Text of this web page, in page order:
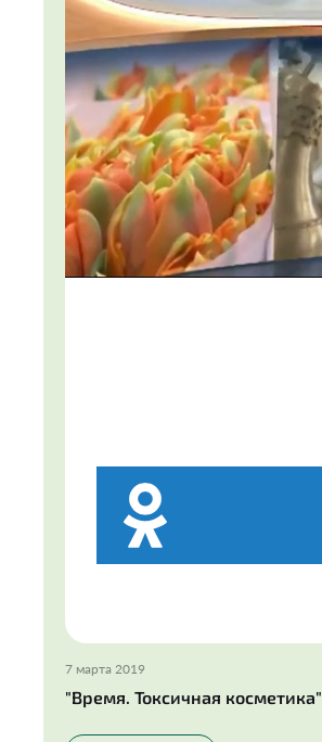
7 марта 2019
"Время. Токсичная косметика"